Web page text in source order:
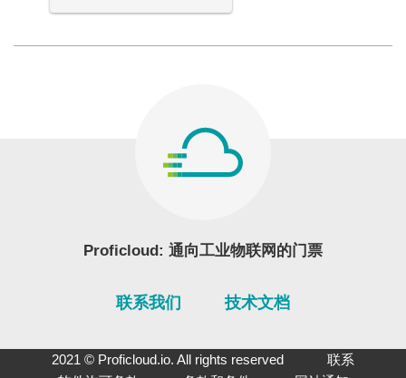
Proficloud: 通向工业物联网的门票
联系我们 技术文档
2021 © Proficloud.io. All rights reserved
联系